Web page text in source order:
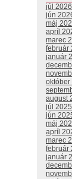
júl 2026
jún
máj
apríl
marec
február
január
október
august
júl 2025
jún
máj
apríl
marec
február
január